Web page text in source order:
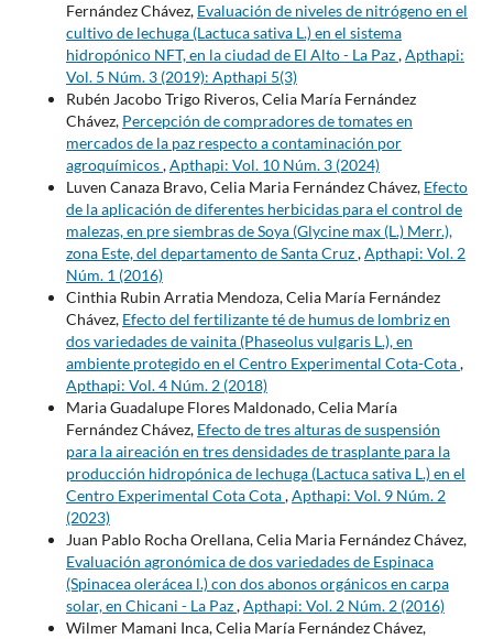
Fernández Chávez, Evaluación de niveles de nitrógeno en el
cultivo de lechuga (Lactuca sativa L.) en el sistema
hidropónico NFT, en la ciudad de El Alto - La Paz,Apthapi:
Vol. 5 Núm. 3 (2019): Apthapi 5(3)
Rubén Jacobo Trigo Riveros, Celia María Fernández
Chávez, Percepción de compradores de tomates en
mercados de la paz respecto a contaminación por
agroquímicos,Apthapi: Vol. 10 Núm. 3 (2024)
Luven Canaza Bravo, Celia Maria Fernández Chávez, Efecto
de la aplicación de diferentes herbicidas para el control de
malezas, en pre siembras de Soya (Glycine max (L.) Merr.),
zona Este, del departamento de Santa Cruz,Apthapi: Vol. 2
Núm. 1 (2016)
Cinthia Rubin Arratia Mendoza, Celia María Fernández
Chávez, Efecto del fertilizante té de humus de lombriz en
dos variedades de vainita (Phaseolus vulgaris L.), en
ambiente protegido en el Centro Experimental Cota-Cota,
Apthapi: Vol. 4 Núm. 2 (2018)
Maria Guadalupe Flores Maldonado, Celia María
Fernández Chávez, Efecto de tres alturas de suspensión
para la aireación en tres densidades de trasplante para la
producción hidropónica de lechuga (Lactuca sativa L.) en el
Centro Experimental Cota Cota,Apthapi: Vol. 9 Núm. 2
(2023)
Juan Pablo Rocha Orellana, Celia Maria Fernández Chávez,
Evaluación agronómica de dos variedades de Espinaca
(Spinacea olerácea l.) con dos abonos orgánicos en carpa
solar, en Chicani - La Paz,Apthapi: Vol. 2 Núm. 2 (2016)
Wilmer Mamani Inca, Celia María Fernández Chávez,